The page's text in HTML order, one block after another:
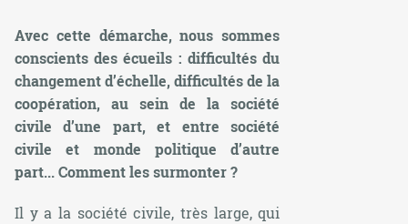
Avec cette démarche, nous sommes
conscients des écueils : difficultés du
changement d’échelle, difficultés de la
coopération, au sein de la société
civile d’une part, et entre société
civile et monde politique d’autre
part... Comment les surmonter ?
Il y a la société civile, très large, qui